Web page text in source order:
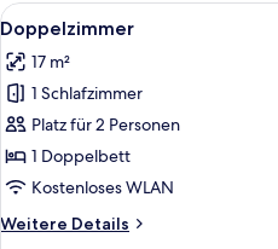
Alle
Fotos
für
Doppelzimmer
anzeigen
4
Doppelzimmer
17 m²
1 Schlafzimmer
Platz für 2 Personen
1 Doppelbett
Kostenloses WLAN
Weitere Details
Weitere